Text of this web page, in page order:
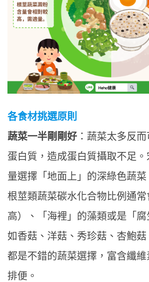
各食材挑選原則
蔬菜一半剛剛好 ：蔬菜太多反
蛋白質，造成蛋白質攝取不足
量選擇「地面上」的深綠色蔬
根莖類蔬菜碳水化合物比例通常
高）、「海裡」的藻類或是「腐
如香菇、洋菇、秀珍菇、杏鮑菇
都是不錯的蔬菜選擇，富含纖
排便。